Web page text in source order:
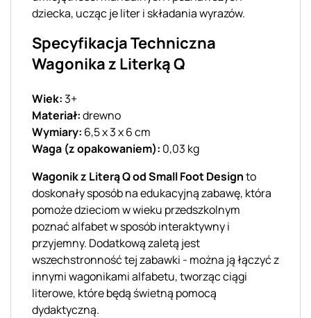
dziecka, ucząc je liter i składania wyrazów.
Specyfikacja Techniczna
Wagonika z Literką Q
Wiek:3+
Materiał:drewno
Wymiary: 6,5 x 3 x 6 cm
Waga (z opakowaniem): 0,03 kg
Wagonik z Literą Q od Small Foot Designto
doskonały sposób na edukacyjną zabawę, która
pomoże dzieciom w wieku przedszkolnym
poznać alfabet w sposób interaktywny i
przyjemny. Dodatkową zaletą jest
wszechstronność tej zabawki - można ją łączyć z
innymi wagonikami alfabetu, tworząc ciągi
literowe, które będą świetną pomocą
dydaktyczną.